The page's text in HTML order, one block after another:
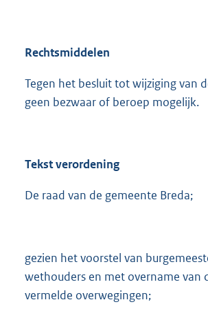
Rechtsmiddelen
Tegen het besluit tot wijziging van
geen bezwaar of beroep mogelijk.
Tekst verordening
De raad van de gemeente Breda;
gezien het voorstel van
wethouders en met overname van
vermelde overwegingen;